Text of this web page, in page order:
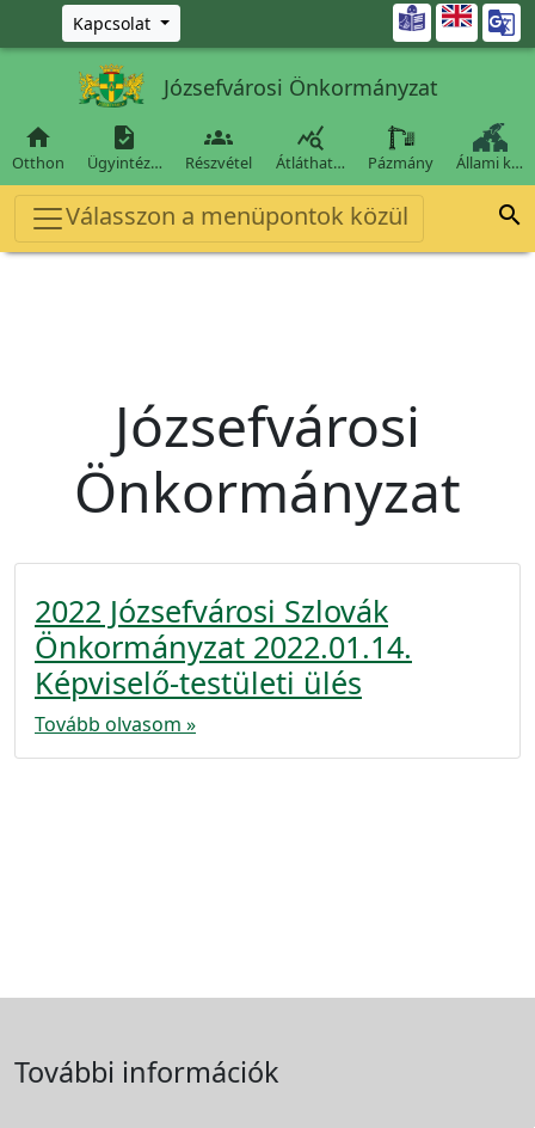
Ugrás a fő tartalomra
Kapcsolat 
Józsefvárosi Önkormányzat

Otthon

Ügyintéz…

Részvétel

Átláthat… Pázmány Állami k…
Válasszon a menüpontok közül 
Józsefvárosi
Önkormányzat
2022 Józsefvárosi Szlovák
Önkormányzat 2022.01.14.
Képviselő-testületi ülés
Tovább olvasom »
További információk